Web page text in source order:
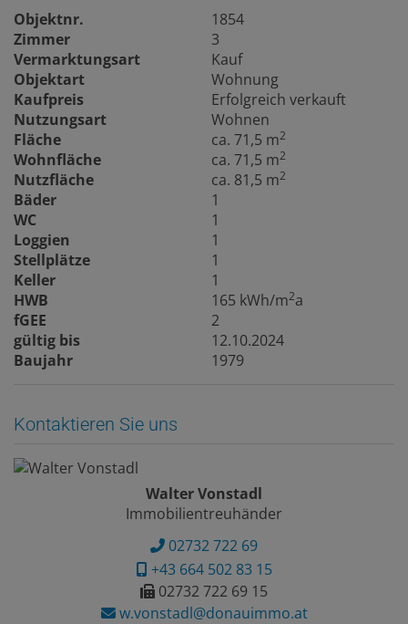
Objektnr.
1854
Zimmer
3
Vermarktungsart
Kauf
Objektart
Wohnung
Kaufpreis
Erfolgreich verkauft
Nutzungsart
Wohnen
Fläche
ca. 71,5 m2
Wohnfläche ca. 71,5 m2
Nutzfläche ca. 81,5 m2
Bäder
1
WC
1
Loggien
1
Stellplätze
1
Keller
1
HWB
165 kWh/m2a
fGEE
2
gültig bis
12.10.2024
Baujahr
1979
Kontaktieren Sie uns
Walter Vonstadl
Immobilientreuhänder
02732 722 69
+43 664 502 83 15
02732 722 69 15
w.vonstadl@donauimmo.at